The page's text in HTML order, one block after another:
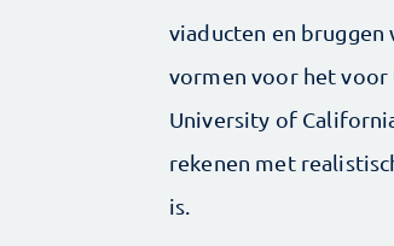
viaducten en
vormen voor het voor
University of
rekenen met
is.